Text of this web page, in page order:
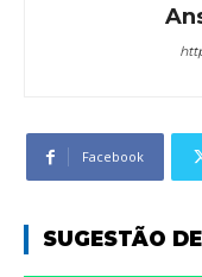
Facebook
SUGESTÃO